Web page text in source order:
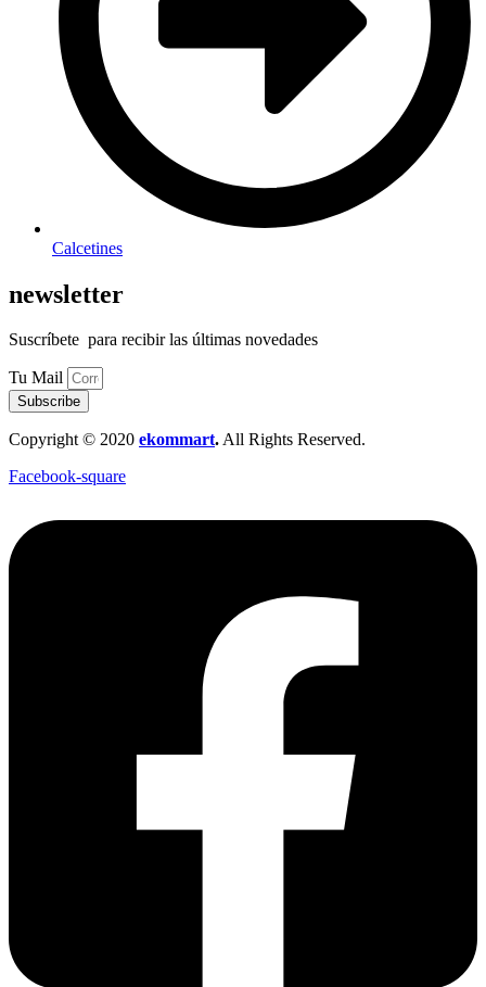
Calcetines
newsletter
Suscríbete para recibir las últimas novedades
Tu Mail
Subscribe
Copyright © 2020 ekommart.All Rights Reserved.
Facebook-square